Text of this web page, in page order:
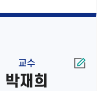
교수
박재희